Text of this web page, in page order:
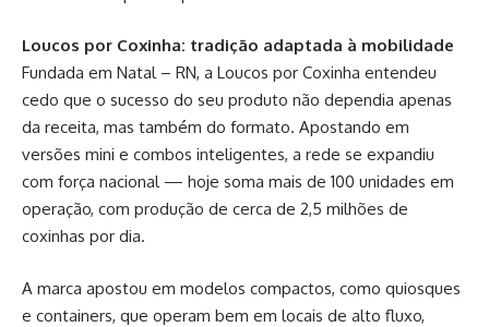
Loucos por Coxinha: tradição adaptada à mobilidade
Fundada em Natal – RN, a Loucos por Coxinha entendeu
cedo que o sucesso do seu produto não dependia apenas
da receita, mas também do formato. Apostando em
versões mini e combos inteligentes, a rede se expandiu
com força nacional — hoje soma mais de 100 unidades em
operação, com produção de cerca de 2,5 milhões de
coxinhas por dia.
A marca apostou em modelos compactos, como quiosques
e containers, que operam bem em locais de alto fluxo,